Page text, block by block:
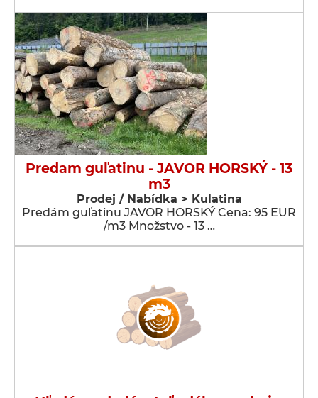
Predam guľatinu - JAVOR HORSKÝ - 13
m3
Prodej / Nabídka > Kulatina
Predám guľatinu JAVOR HORSKÝ Cena: 95 EUR
/m3 Množstvo - 13 …